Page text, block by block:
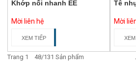
Khớp nối nhanh EE
Mời liên hệ
XEM TIẾP
Tê
Mời
Trang 1 48/131 Sản phẩm